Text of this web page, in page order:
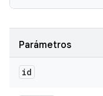
Parámetros
id